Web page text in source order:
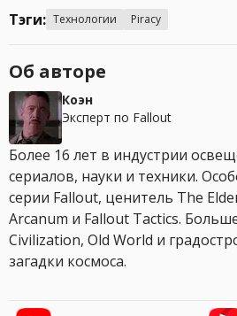
Тэги: Технологии Piracy
Об авторе
Коэн
Эксперт по Fallout
Более 16 лет в индустрии
сериалов, науки и техники.
серии Fallout, ценитель The
Arcanum и Fallout Tactics.
Civilization, Old World и
загадки космоса.